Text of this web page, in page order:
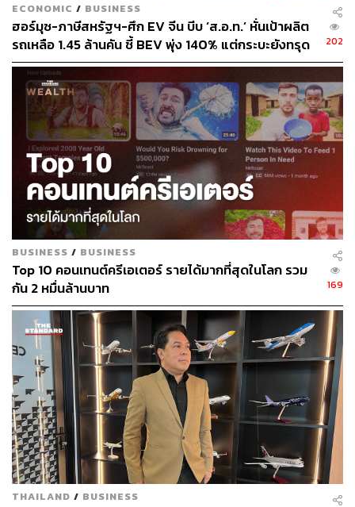
ECONOMIC / BUSINESS
ฮอร์มุซ-ภาษีสหรัฐฯ-ศึก EV จีน บีบ ‘ส.อ.ท.’ หั่นเป้าผลิต
รถเหลือ 1.45 ล้านคัน ชี้ BEV พุ่ง 140% แต่กระบะยังทรุด
202
BUSINESS / BUSINESS
Top 10 คอนเทนต์ครีเอเตอร์ รายได้มากที่สุดในโลก รวม
กัน 2 หมื่นล้านบาท
169
THAILAND / BUSINESS